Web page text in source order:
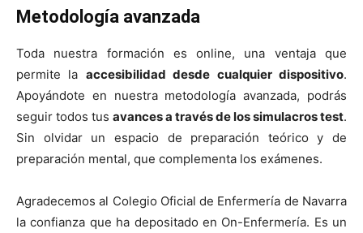
Metodología avanzada
Toda nuestra formación es online, una ventaja que
permite la accesibilidad desde cualquier dispositivo.
Apoyándote en nuestra metodología avanzada, podrás
seguir todos tus avances a través de los simulacros test.
Sin olvidar un espacio de preparación teórico y de
preparación mental, que complementa los exámenes.
Agradecemos al Colegio Oficial de Enfermería de Navarra
la confianza que ha depositado en On-Enfermería. Es un